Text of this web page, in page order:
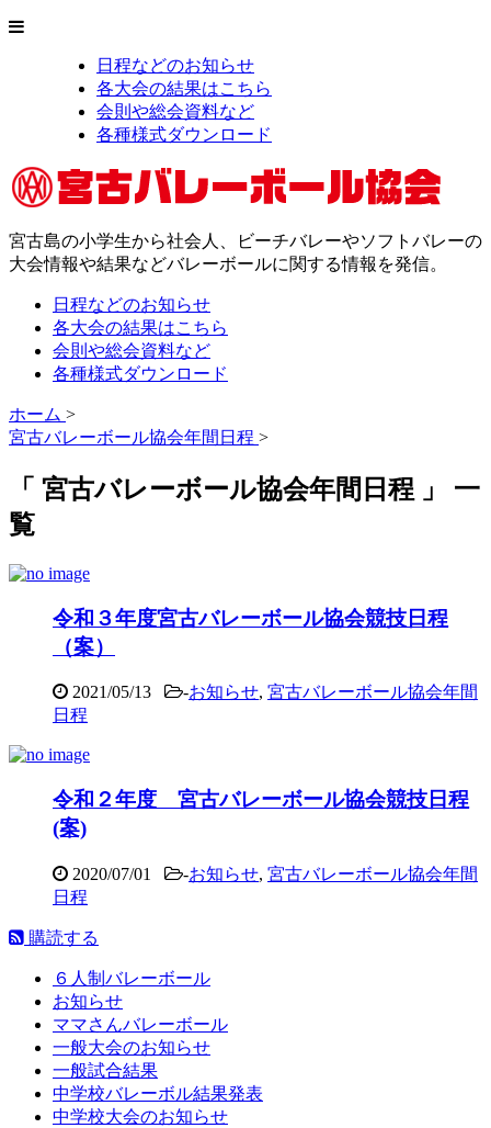
日程などのお知らせ
各大会の結果はこちら
会則や総会資料など
各種様式ダウンロード
宮古島の小学生から社会人、ビーチバレーやソフトバレーの
大会情報や結果などバレーボールに関する情報を発信。
日程などのお知らせ
各大会の結果はこちら
会則や総会資料など
各種様式ダウンロード
ホーム >
宮古バレーボール協会年間日程 >
「 宮古バレーボール協会年間日程 」 一
覧
令和３年度宮古バレーボール協会競技日程
（案）
2021/05/13 -お知らせ, 宮古バレーボール協会年間
日程
令和２年度 宮古バレーボール協会競技日程
(案)
2020/07/01 -お知らせ, 宮古バレーボール協会年間
日程
購読する
６人制バレーボール
お知らせ
ママさんバレーボール
一般大会のお知らせ
一般試合結果
中学校バレーボル結果発表
中学校大会のお知らせ